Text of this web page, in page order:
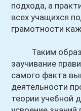
подхода, а
всех учащихся
грамотности
Таким
заучивание
самого факта
деятельности
теории учебной